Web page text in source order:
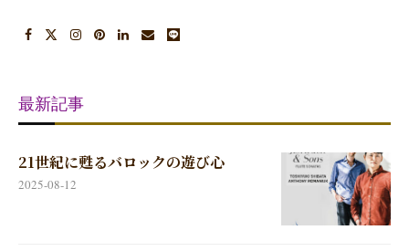
最新記事
21世紀に甦るバロックの遊び心
2025-08-12